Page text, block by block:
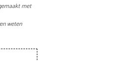
met
weten